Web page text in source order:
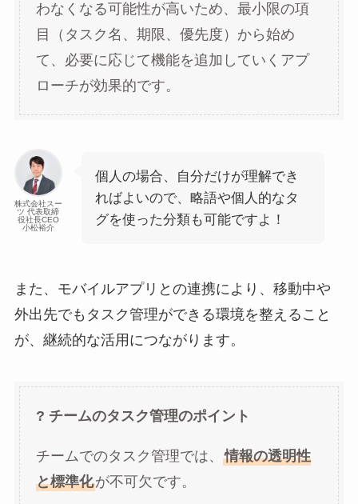
わなくなる可能性が高いため、最小限の項
目（タスク名、期限、優先度）から始め
て、必要に応じて機能を追加していくアプ
ローチが効果的です。
株式会社スー
ツ 代表取締
役社長CEO
小松裕介
個人の場合、自分だけが理解でき
ればよいので、略語や個人的なタ
グを使った分類も可能ですよ！
また、モバイルアプリとの連携により、移動中や
外出先でもタスク管理ができる環境を整えること
が、継続的な活用につながります。
? チームのタスク管理のポイント
チームでのタスク管理では、 情報の透明性
と標準化が不可欠です。